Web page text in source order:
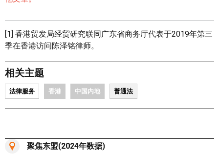
[1] 香港贸发局经贸研究联同广东省商务厅代表于2019年第三
季在香港访问陈泽铭律师。
相关主题
法律服务 香港 中国内地 普通法
聚焦东盟(2024年数据)